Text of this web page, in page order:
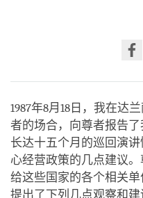
on
1987年8月18日，我在达
者的场合，向尊者报告
长达十五个月的巡回演
心经营政策的几点建议
给这些国家的各个相关
提出了下列几点观察和建